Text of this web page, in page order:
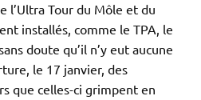
l’Ultra Tour du Môle et du
installés, comme le TPA, le
doute qu’il n’y eut aucune
le 17 janvier, des
que celles-ci grimpent en